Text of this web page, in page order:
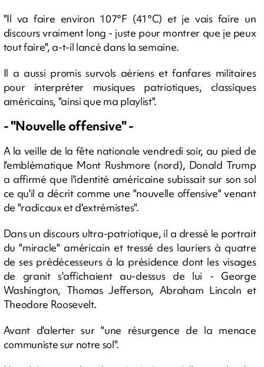
"Il va faire environ 107°F (41°C) et je vais faire un
discours vraiment long - juste pour montrer que je peux
tout faire", a-t-il lancé dans la semaine.
Il a aussi promis survols aériens et fanfares militaires
pour interpréter musiques patriotiques, classiques
américains, "ainsi que ma playlist".
- "Nouvelle offensive" -
A la veille de la fête nationale vendredi soir, au pied de
l'emblématique Mont Rushmore (nord), Donald Trump
a affirmé que l'identité américaine subissait sur son sol
ce qu'il a décrit comme une "nouvelle offensive" venant
de "radicaux et d'extrémistes".
Dans un discours ultra-patriotique, il a dressé le portrait
du "miracle" américain et tressé des lauriers à quatre
de ses prédécesseurs à la présidence dont les visages
de granit s'affichaient au-dessus de lui - George
Washington, Thomas Jefferson, Abraham Lincoln et
Theodore Roosevelt.
Avant d'alerter sur "une résurgence de la menace
communiste sur notre sol".